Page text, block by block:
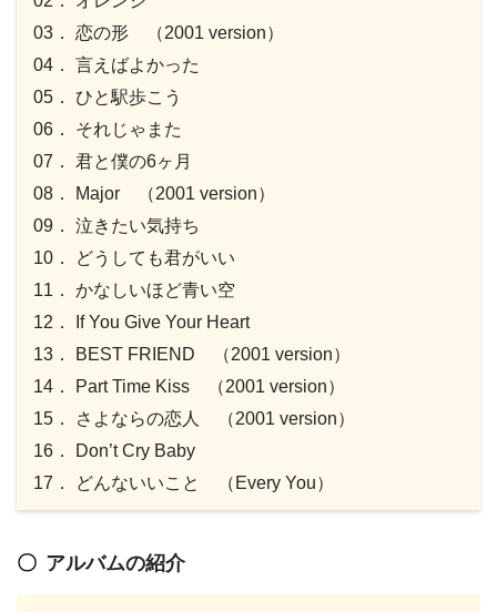
03． 恋の形 （2001 version）
04． 言えばよかった
05． ひと駅歩こう
06． それじゃまた
07． 君と僕の6ヶ月
08． Major （2001 version）
09． 泣きたい気持ち
10． どうしても君がいい
11． かなしいほど青い空
12． If You Give Your Heart
13． BEST FRIEND （2001 version）
14． Part Time Kiss （2001 version）
15． さよならの恋人 （2001 version）
16． Don’t Cry Baby
17． どんないいこと （Every You）
アルバムの紹介